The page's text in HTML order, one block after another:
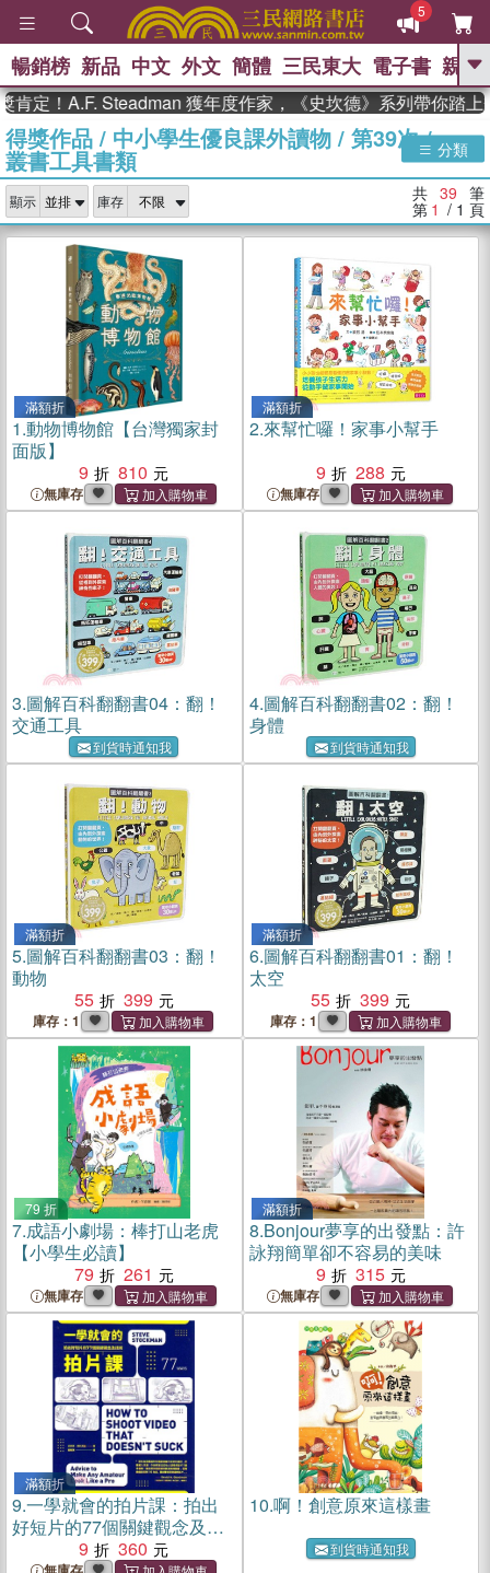
5
GO
熱搜： 東野圭吾 、 高希均教授回憶錄
、 、 如果歷
史是一群喵 、 暑期推薦 、 國際布克
台灣的李
登輝時代 、 數學女孩：黎曼猜想 、
暢銷榜 新品 中文 外文 簡體 三民東大 電子書 親子
Steadman 獲年度作家，《史坎德》系列帶你踏上熱血奇
得獎作品 / 中小學生優良課外讀物 / 第39次/
叢書工具書類 分類
顯示 庫存 共 39 筆
第 1 / 1 頁
滿額折
1.動物博物館【台灣獨家封
面版】
9
810
無庫存
滿額折
2.來幫忙囉！家事小幫手
9
288
無庫存
3.圖解百科翻翻書04：翻！
交通工具
到貨時通知我
4.圖解百科翻翻書02：翻！
身體
到貨時通知我
滿額折
5.圖解百科翻翻書03：翻！
動物
55
399
庫存：1
滿額折
6.圖解百科翻翻書01：翻！
太空
55
399
庫存：1
79 折
7.成語小劇場：棒打山老虎
【小學生必讀】
79
261
無庫存
滿額折
8.Bonjour夢享的出發點：許
詠翔簡單卻不容易的美味
9
315
無庫存
滿額折
9.一學就會的拍片課：拍出
好短片的77個關鍵觀念及技
9 360
10.啊！創意原來這樣畫
到貨時通知我